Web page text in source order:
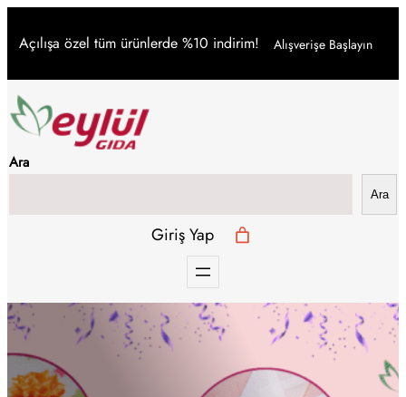
geç
Açılışa özel tüm ürünlerde %10 indirim! Alışverişe Başlayın
Ara
Ara
Giriş Yap